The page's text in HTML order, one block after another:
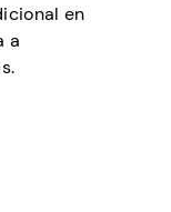
en
a